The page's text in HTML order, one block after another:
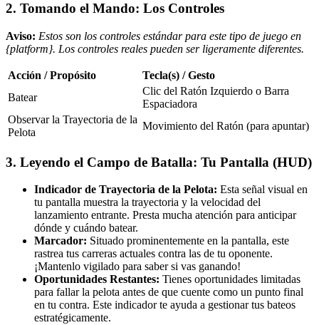
2. Tomando el Mando: Los Controles
Aviso: Estos son los controles estándar para este tipo de juego en
{platform}. Los controles reales pueden ser ligeramente diferentes.
Acción / Propósito
Tecla(s) / Gesto
Batear
Clic del Ratón Izquierdo o Barra
Espaciadora
Observar la Trayectoria de la
Pelota
Movimiento del Ratón (para apuntar)
3. Leyendo el Campo de Batalla: Tu Pantalla (HUD)
Indicador de Trayectoria de la Pelota: Esta señal visual en
tu pantalla muestra la trayectoria y la velocidad del
lanzamiento entrante. Presta mucha atención para anticipar
dónde y cuándo batear.
Marcador: Situado prominentemente en la pantalla, este
rastrea tus carreras actuales contra las de tu oponente.
¡Mantenlo vigilado para saber si vas ganando!
Oportunidades Restantes: Tienes oportunidades limitadas
para fallar la pelota antes de que cuente como un punto final
en tu contra. Este indicador te ayuda a gestionar tus bateos
estratégicamente.